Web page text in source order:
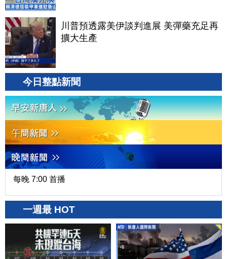
川普預透露美伊談判進展 美彈藥充足再
擴大生產
今日整點新聞
每晚 7:00 首播
一週最 HOT